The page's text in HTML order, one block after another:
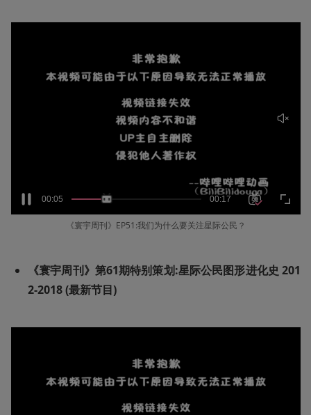
《寰宇周刊》EP51:我们为什么要关注星际公民？
《寰宇周刊》第61期特别策划:星际公民图形进化史 201
2-2018 (最新节目)